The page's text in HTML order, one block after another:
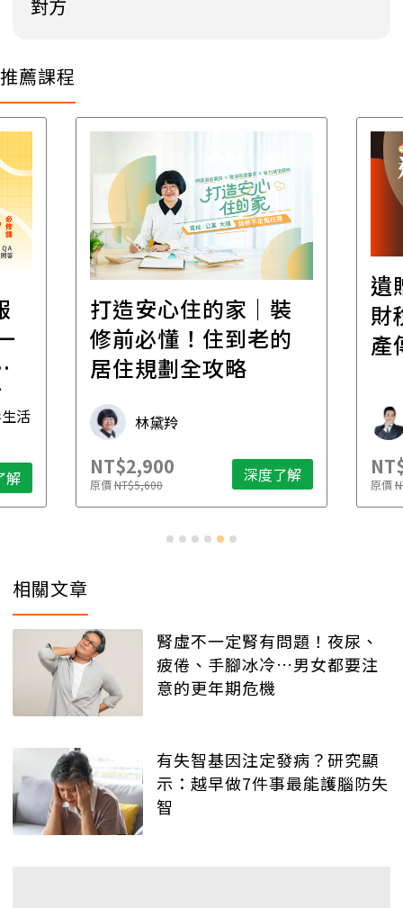
對方
推薦課程
活
解
打造安心住的家｜裝
修前必懂！住到老的
居住規劃全攻略
林黛羚
NT$2,900
原價NT$5,600 深度了解
遺
財
產
原價
相關文章
腎虛不一定腎有問題！夜尿、
疲倦、手腳冰冷…男女都要注
意的更年期危機
有失智基因注定發病？研究顯
示：越早做7件事最能護腦防失
智